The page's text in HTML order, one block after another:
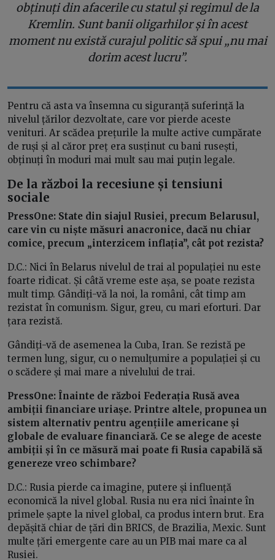
obținuți din afacerile cu statul și regimul de la
Kremlin. Sunt banii oligarhilor și în acest
moment nu există curajul politic să spui „nu mai
dorim acest lucru”.
Pentru că asta va însemna cu siguranță suferință la
nivelul țărilor dezvoltate, care vor pierde aceste
venituri. Ar scădea prețurile la multe active cumpărate
de ruși și al căror preț era susținut cu bani rusești,
obținuți în moduri mai mult sau mai puțin legale.
De la război la recesiune și tensiuni
sociale
PressOne: State din siajul Rusiei, precum Belarusul,
care vin cu niște măsuri anacronice, dacă nu chiar
comice, precum „interzicem inflația”, cât pot rezista?
D.C.: Nici în Belarus nivelul de trai al populației nu este
foarte ridicat. Și câtă vreme este așa, se poate rezista
mult timp. Gândiți-vă la noi, la români, cât timp am
rezistat în comunism. Sigur, greu, cu mari eforturi. Dar
țara rezistă.
Gândiți-vă de asemenea la Cuba, Iran. Se rezistă pe
termen lung, sigur, cu o nemulțumire a populației și cu
o scădere și mai mare a nivelului de trai.
PressOne: Înainte de război Federația Rusă avea
ambiții financiare uriașe. Printre altele, propunea un
sistem alternativ pentru agențiile americane și
globale de evaluare financiară. Ce se alege de aceste
ambiții și în ce măsură mai poate fi Rusia capabilă să
genereze vreo schimbare?
D.C.: Rusia pierde ca imagine, putere și influență
economică la nivel global. Rusia nu era nici înainte în
primele șapte la nivel global, ca produs intern brut. Era
depășită chiar de țări din BRICS, de Brazilia, Mexic. Sunt
multe țări emergente care au un PIB mai mare ca al
Rusiei.